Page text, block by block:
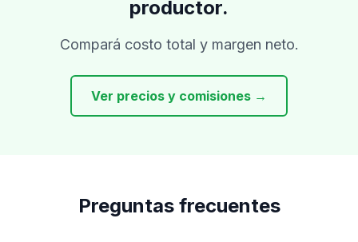
productor.
Compará costo total y margen neto.
Ver precios y comisiones →
Preguntas frecuentes